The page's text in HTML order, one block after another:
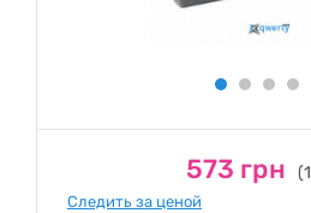
573 грн
Следить за ценой